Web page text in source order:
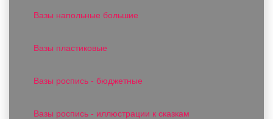
Вазы напольные большие
Вазы пластиковые
Вазы роспись - бюджетные
Вазы роспись - иллюстрации к сказкам